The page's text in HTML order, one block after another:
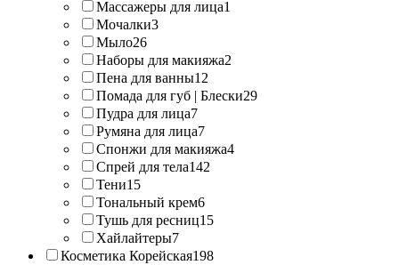
Массажеры для лица1
Мочалки3
Мыло26
Наборы для макияжа2
Пена для ванны12
Помада для губ | Блески29
Пудра для лица7
Румяна для лица7
Спонжи для макияжа4
Спрей для тела142
Тени15
Тональный крем6
Тушь для ресниц15
Хайлайтеры7
Косметика Корейская198